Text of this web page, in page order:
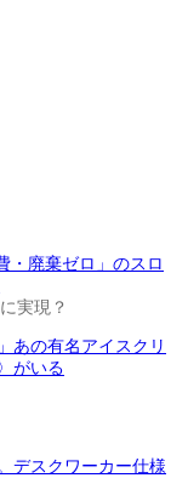
・廃棄ゼロ」のスロ
実現？
あの有名アイスクリ
がいる
デスクワーカー仕様